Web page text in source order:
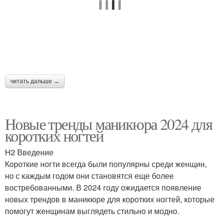
читать дальше →
Новые тренды маникюра 2024 для
коротких ногтей
H2 Введение
Короткие ногти всегда были популярны среди женщин,
но с каждым годом они становятся еще более
востребованными. В 2024 году ожидается появление
новых трендов в маникюре для коротких ногтей, которые
помогут женщинам выглядеть стильно и модно.